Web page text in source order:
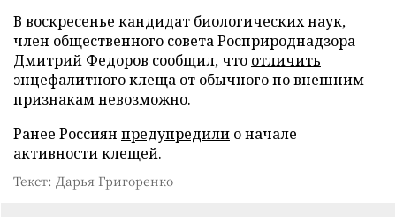
В воскресенье кандидат биологических наук,
член общественного совета Росприроднадзора
Дмитрий Федоров сообщил, что отличить
энцефалитного клеща от обычного по внешним
признакам невозможно.
Ранее Россиян предупредили о начале
активности клещей.
Текст: Дарья Григоренко